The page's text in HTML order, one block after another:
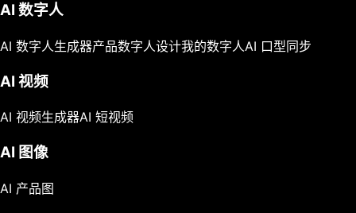
AI 数字人
AI 数字人生成器产品数字人设计我的数字人AI 口型同步
AI 视频
AI 视频生成器AI 短视频
AI 图像
AI 产品图